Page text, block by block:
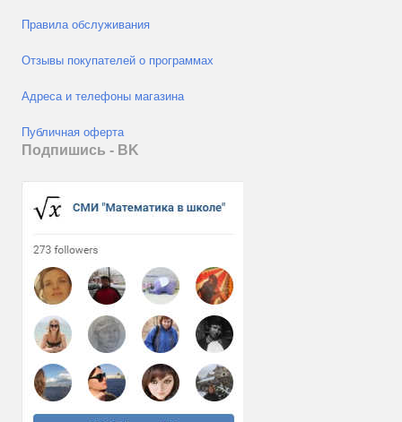
Правила обслуживания
Отзывы покупателей о программах
Адреса и телефоны магазина
Публичная оферта
Подпишись - ВK